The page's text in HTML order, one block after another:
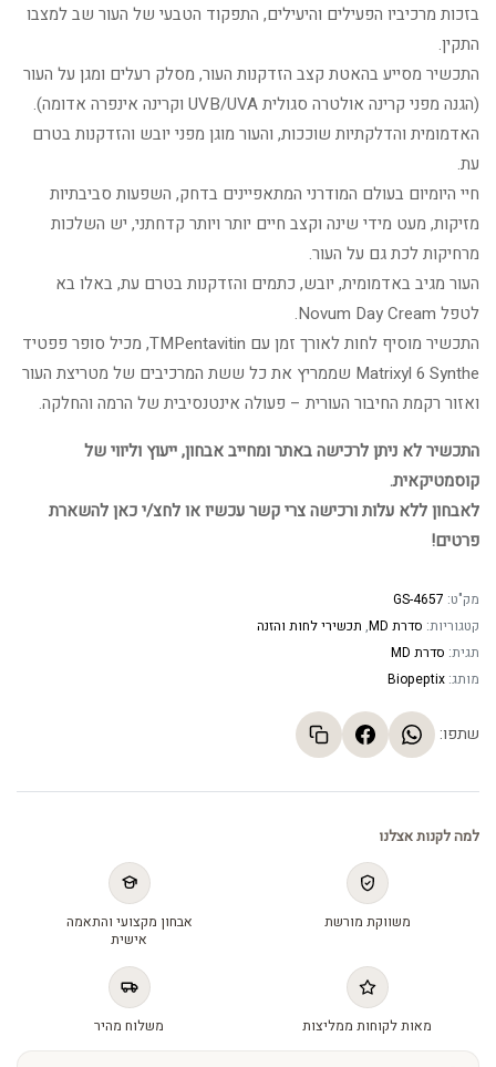
בזכות מרכיביו הפעילים והיעילים, התפקוד הטבעי של העור שב למצבו
התקין.
התכשיר מסייע בהאטת קצב הזדקנות העור, מסלק רעלים ומגן על העור
(הגנה מפני קרינה אולטרה סגולית UVB/UVA וקרינה אינפרה אדומה).
האדמומית והדלקתיות שוככות, והעור מוגן מפני יובש והזדקנות בטרם
עת.
חיי היומיום בעולם המודרני המתאפיינים בדחק, השפעות סביבתיות
מזיקות, מעט מידי שינה וקצב חיים יותר ויותר קדחתני, יש השלכות
מרחיקות לכת גם על העור.
העור מגיב באדמומית, יובש, כתמים והזדקנות בטרם עת, באלו בא
לטפל Novum Day Cream.
התכשיר מוסיף לחות לאורך זמן עם TMPentavitin, מכיל סופר פפטיד
Matrixyl 6 Synthe שממריץ את כל ששת המרכיבים של מטריצת העור
ואזור רקמת החיבור העורית – פעולה אינטנסיבית של הרמה והחלקה.
התכשיר לא ניתן לרכישה באתר ומחייב אבחון, ייעוץ וליווי של
קוסמטיקאית.
לאבחון ללא עלות ורכישה צרי קשר עכשיו או לחצ/י כאן להשארת
פרטים!
מק"ט: GS-4657
קטגוריות: סדרת MD , תכשירי לחות והזנה
תגית: סדרת MD
מותג: Biopeptix
שתפו:
למה לקנות אצלנו
משווקת מורשת
אבחון מקצועי והתאמה
אישית
מאות לקוחות ממליצות משלוח מהיר